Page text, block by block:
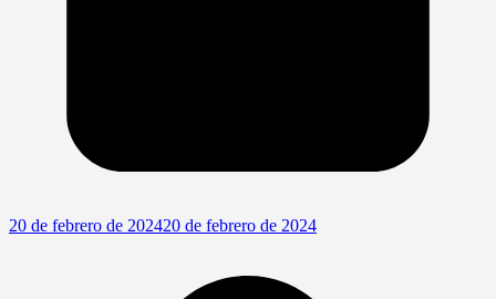
20 de febrero de 202420 de febrero de 2024